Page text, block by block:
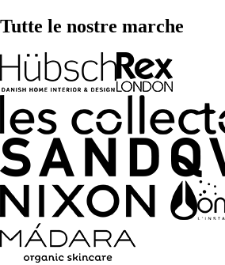
Tutte le nostre marche